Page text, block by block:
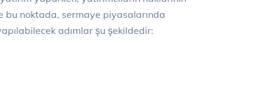
bu noktada, sermaye piyasalarında
adımlar şu şekildedir: